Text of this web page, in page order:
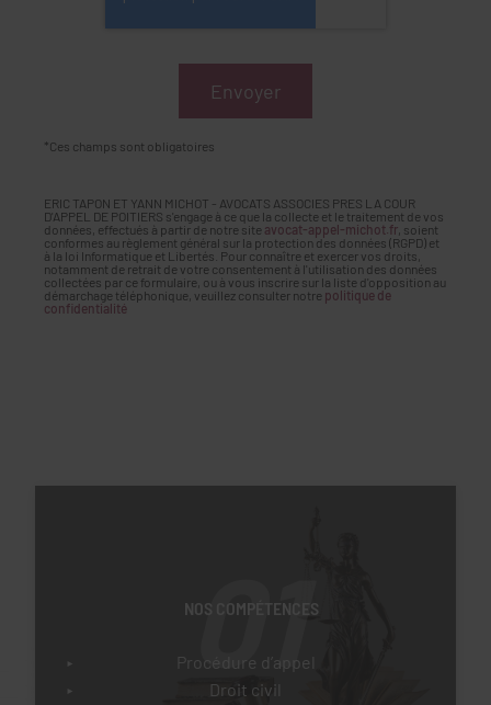
*Ces champs sont obligatoires
ERIC TAPON ET YANN MICHOT - AVOCATS ASSOCIES PRES LA COUR
D'APPEL DE POITIERS s'engage à ce que la collecte et le traitement de vos
données, effectués à partir de notre site avocat-appel-michot.fr , soient
conformes au règlement général sur la protection des données (RGPD) et
à la loi Informatique et Libertés. Pour connaître et exercer vos droits,
notamment de retrait de votre consentement à l'utilisation des données
collectées par ce formulaire, ou à vous inscrire sur la liste d'opposition au
démarchage téléphonique, veuillez consulter notre politique de
confidentialité
01
NOS COMPÉTENCES
Procédure d’appel
Droit civil